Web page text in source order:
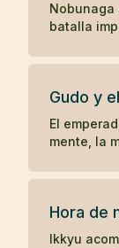
Nobunaga
batalla
Gudo y
El
mente, la
el
Hora de
Ikkyu